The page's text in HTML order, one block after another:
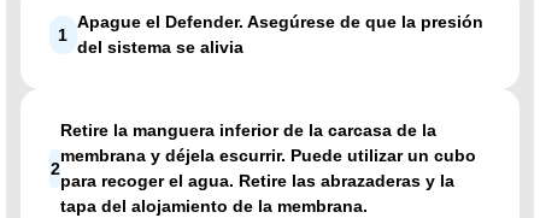
1
Apague el Defender. Asegúrese de que la presión
del sistema se alivia
2
Retire la manguera inferior de la carcasa de la
membrana y déjela escurrir. Puede utilizar un cubo
para recoger el agua. Retire las abrazaderas y la
tapa del alojamiento de la membrana.